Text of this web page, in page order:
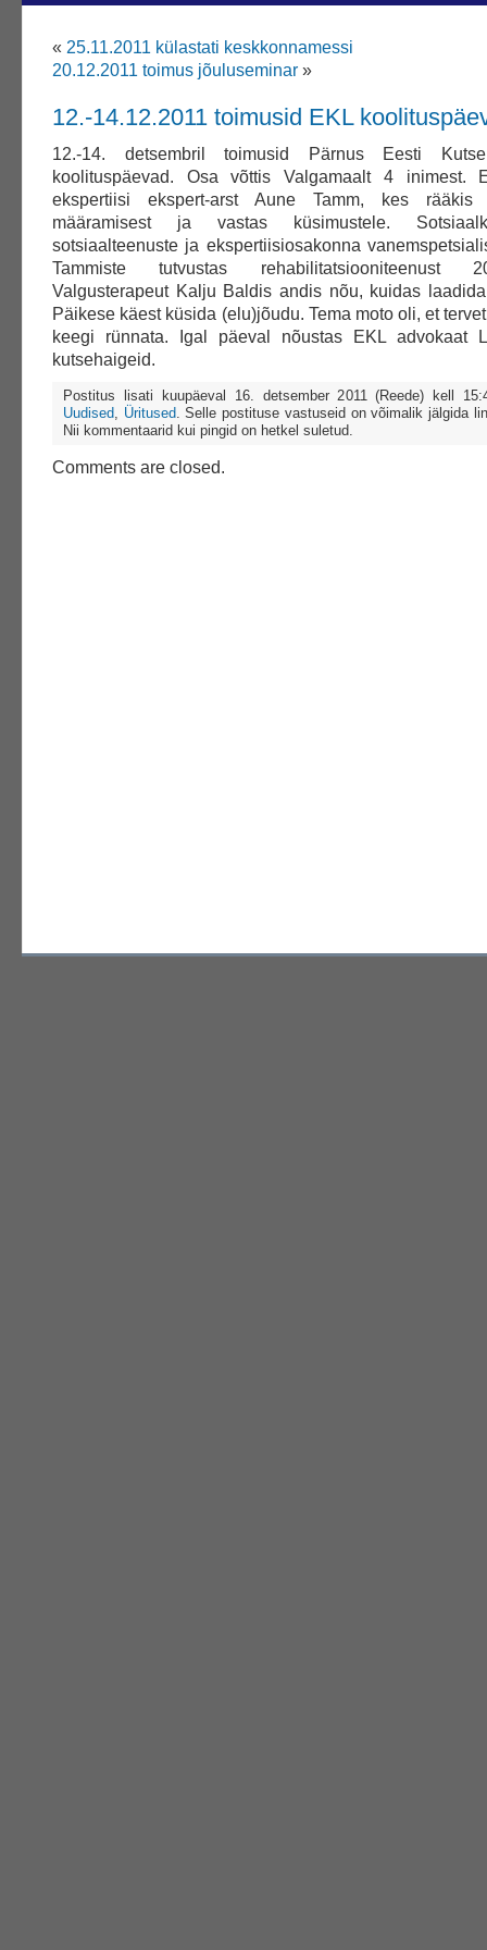
« 25.11.2011 külastati keskkonnamessi
20.12.2011 toimus jõuluseminar »
12.-14.12.2011 toimusid EKL
12.-14. detsembril toimusid Pärnus Eesti
koolituspäevad. Osa võttis Valgamaalt 4 inimest.
ekspertiisi ekspert-arst Aune Tamm, kes rääkis
määramisest ja vastas küsimustele.
sotsiaalteenuste ja ekspertiisiosakonna
Tammiste tutvustas rehabilitatsiooniteenust
Valgusterapeut Kalju Baldis andis nõu, kuidas
Päikese käest küsida (elu)jõudu. Tema moto oli, et
keegi rünnata. Igal päeval nõustas EKL advokaat
kutsehaigeid.
Postitus lisati kuupäeval 16. detsember 2011 (Reede) kell
Uudised, Üritused. Selle postituse vastuseid on võimalik jälgida
Nii kommentaarid kui pingid on hetkel suletud.
Comments are closed.